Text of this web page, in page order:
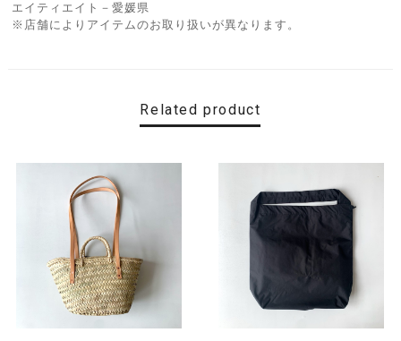
エイティエイト－愛媛県
※店舗によりアイテムのお取り扱いが異なります。
Related product